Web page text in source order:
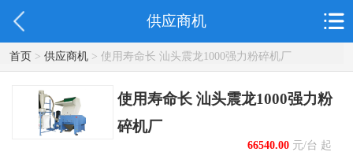
供应商机
首页> 供应商机> 使用寿命长 汕头震龙1000强力粉碎机厂
使用寿命长 汕头震龙1000强力粉
碎机厂
66540.00元/台 起